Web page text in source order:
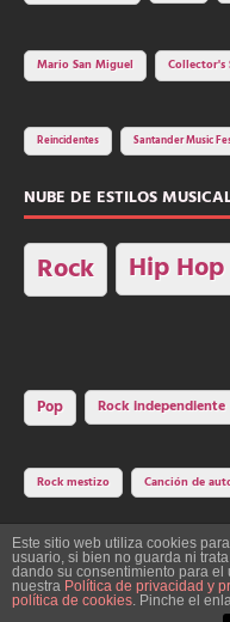
Mario San Miguel
Collector's
Reincidentes Santander Music
NUBE DE ESTILOS
Rock Hip Hop
Pop Rock independiente
Rock mestizo Canción de
Construcción y diseño: La
Este sitio web utiliza cookies
usuario, si bien no guarda ni
dando su consentimiento para
nuestra Política de privacidad y
política de cookies. Pinche el